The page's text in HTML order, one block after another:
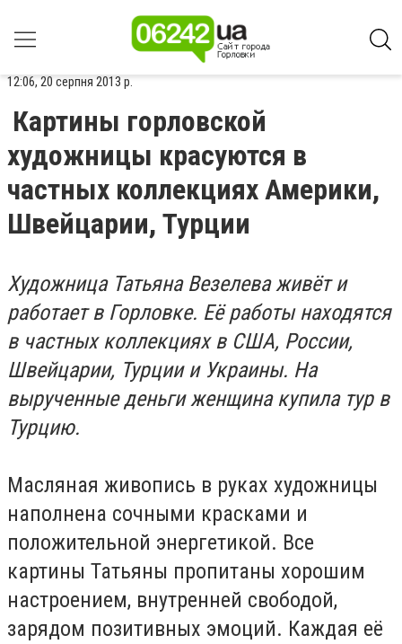
12:06, 20 серпня 2013 р.
Картины горловской
художницы красуются в
частных коллекциях Америки,
Швейцарии, Турции
Художница Татьяна Везелева живёт и
работает в Горловке. Её работы находятся
в частных коллекциях в США, России,
Швейцарии, Турции и Украины. На
вырученные деньги женщина купила тур в
Турцию.
Масляная живопись в руках художницы
наполнена сочными красками и
положительной энергетикой. Все
картины Татьяны пропитаны хорошим
настроением, внутренней свободой,
зарядом позитивных эмоций. Каждая её